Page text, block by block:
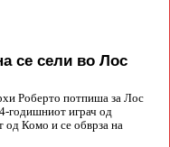
се сели во Лос
Роберто потпиша за Лос
годишниот играч од
од Комо и се обврза на